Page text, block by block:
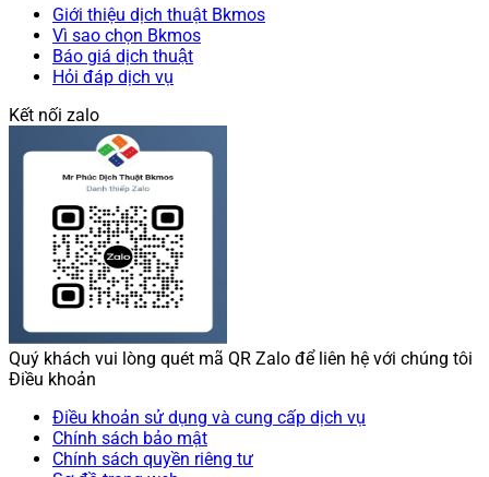
Giới thiệu dịch thuật Bkmos
Vì sao chọn Bkmos
Báo giá dịch thuật
Hỏi đáp dịch vụ
Kết nối zalo
Quý khách vui lòng quét mã QR Zalo để liên hệ với chúng tôi
Điều khoản
Điều khoản sử dụng và cung cấp dịch vụ
Chính sách bảo mật
Chính sách quyền riêng tư